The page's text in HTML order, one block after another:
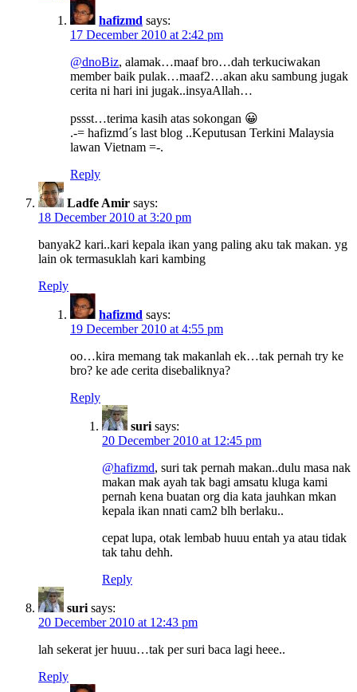
hafizmd says:
17 December 2010 at 2:42 pm
@dnoBiz, alamak…maaf bro…dah terkuciwakan
member baik pulak…maaf2…akan aku sambung jugak
cerita ni hari ini jugak..insyaAllah…
pssst…terima kasih atas sokongan 😀
.-= hafizmd´s last blog ..Keputusan Terkini Malaysia
lawan Vietnam =-.
Reply
Ladfe Amir says:
18 December 2010 at 3:20 pm
banyak2 kari..kari kepala ikan yang paling aku tak makan. yg
lain ok termasuklah kari kambing
Reply
hafizmd says:
19 December 2010 at 4:55 pm
oo…kira memang tak makanlah ek…tak pernah try ke
bro? ke ade cerita disebaliknya?
Reply
suri says:
20 December 2010 at 12:45 pm
@hafizmd, suri tak pernah makan..dulu masa nak
makan mak ayah tak bagi amsatu kluga kami
pernah kena buatan org dia kata jauhkan mkan
kepala ikan nnati cam2 blh berlaku..
cepat lupa, otak lembab huuu entah ya atau tidak
tak tahu dehh.
Reply
suri says:
20 December 2010 at 12:43 pm
lah sekerat jer huuu…tak per suri baca lagi heee..
Reply